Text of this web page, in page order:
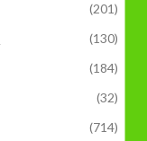
(201)
(130)
(184)
(32)
(714)